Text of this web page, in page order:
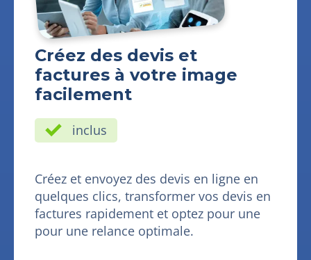
Créez des devis et
factures à votre image
facilement
inclus
Créez et envoyez des devis en ligne en
quelques clics, transformer vos devis en
factures rapidement et optez pour une
pour une relance optimale.